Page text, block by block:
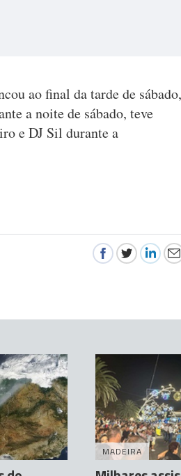
ao final da tarde de sábado,
a noite de sábado, teve
e DJ Sil durante a
MADEIRA